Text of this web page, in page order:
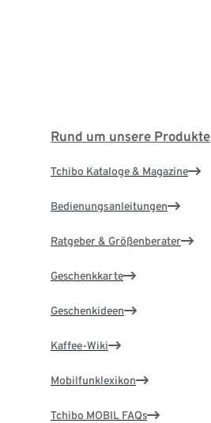
Rund um unsere Produkte
Tchibo Kataloge & Magazine
Bedienungsanleitungen
Ratgeber & Größenberater
Geschenkkarte
Geschenkideen
Kaffee-Wiki
Mobilfunklexikon
Tchibo MOBIL FAQs